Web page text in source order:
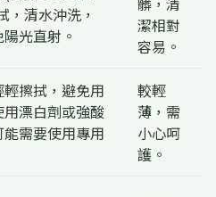
，清水沖洗，
光直射。
潔相對
容易。
擦拭，避免用
漂白劑或強酸
需要使用專用
較輕
薄，需
小心呵
護。